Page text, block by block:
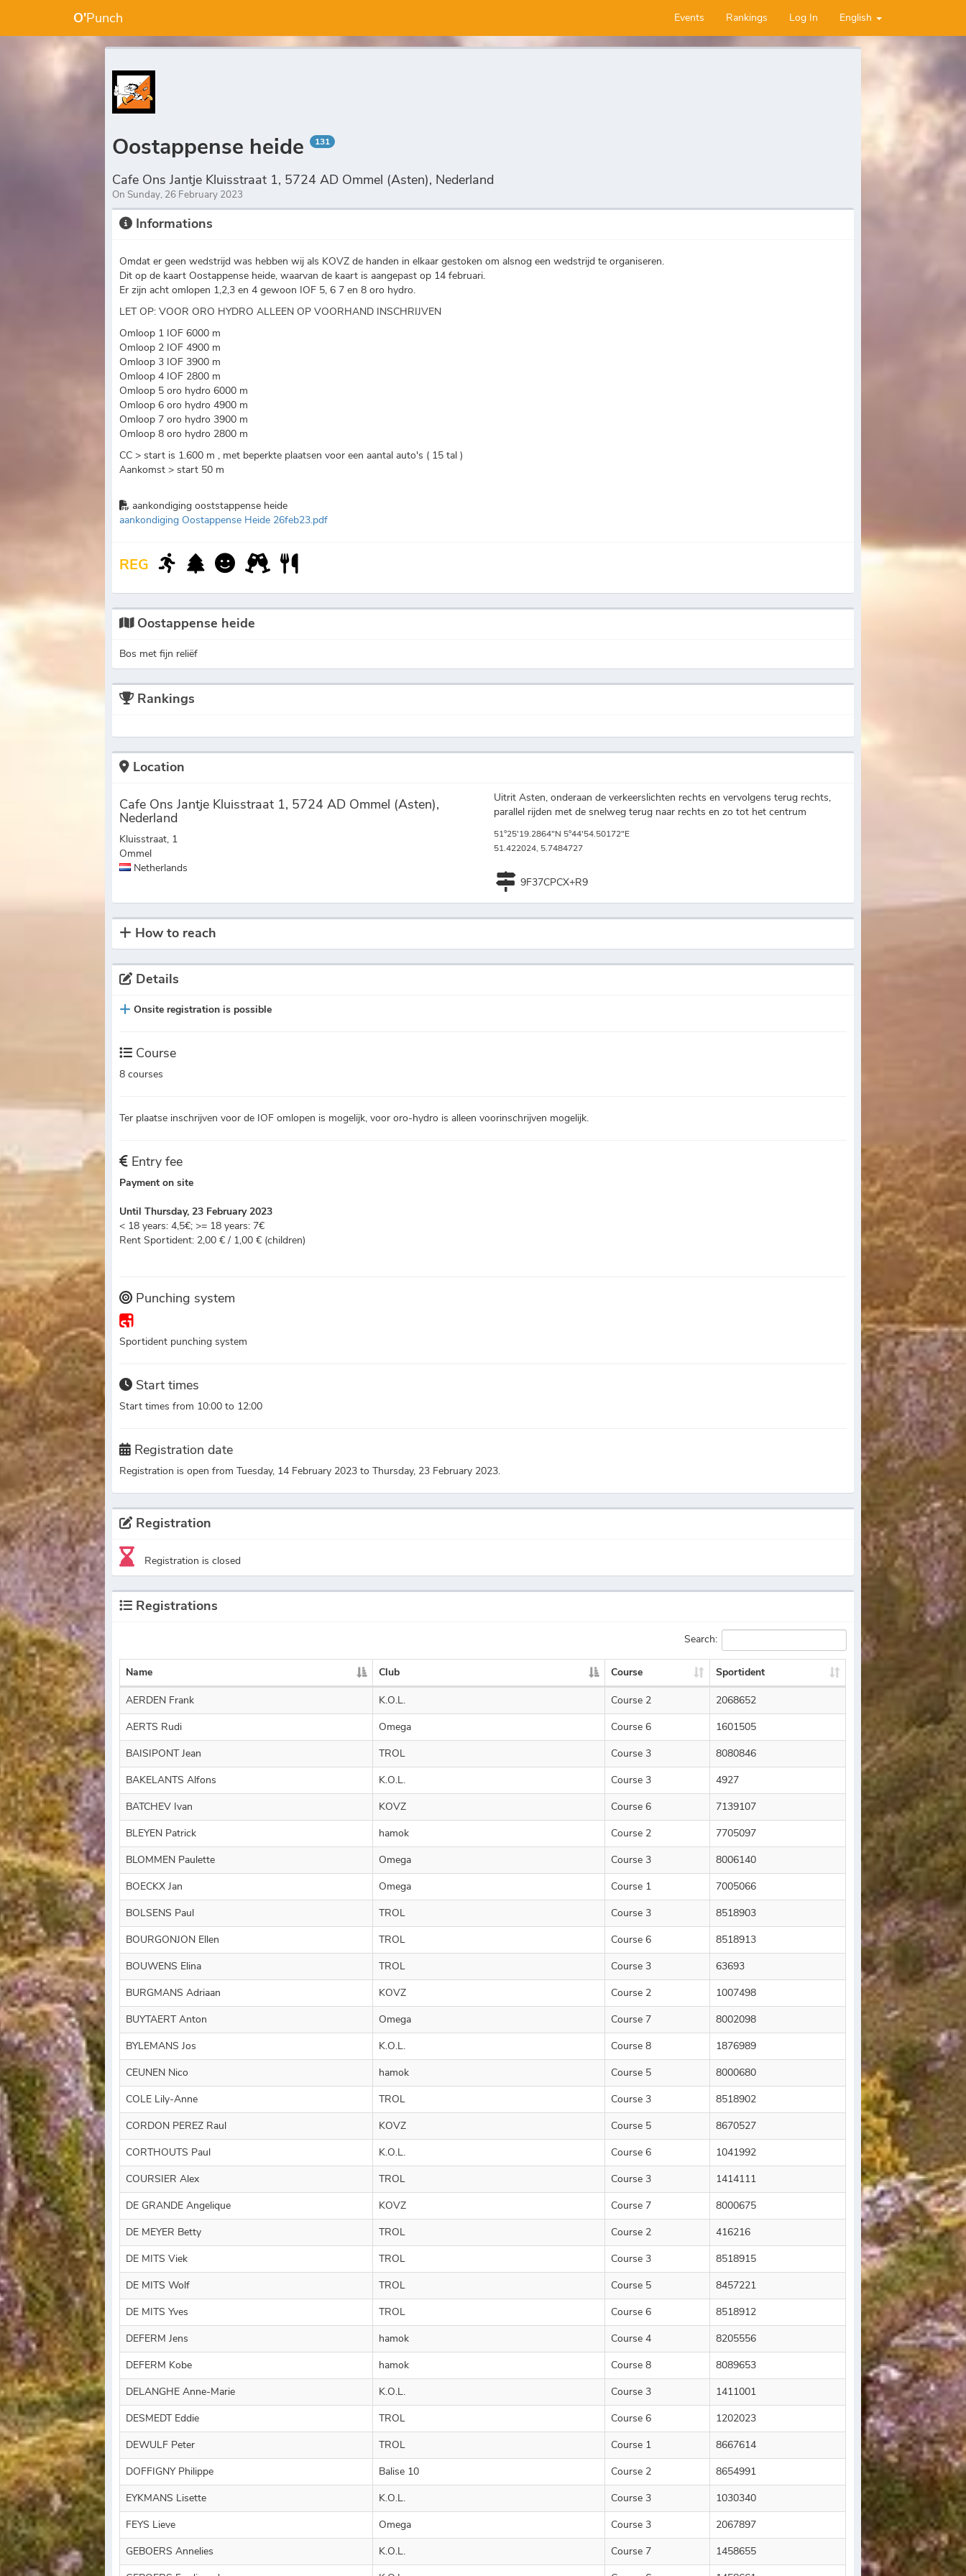
O'Punch Events Rankings Log In English
Oostappense heide 131
Cafe Ons Jantje Kluisstraat 1, 5724 AD Ommel (Asten), Nederland
On Sunday, 26 February 2023
Informations
Omdat er geen wedstrijd was hebben wij als KOVZ de handen in elkaar gestoken om alsnog een wedstrijd te organiseren.
Dit op de kaart Oostappense heide, waarvan de kaart is aangepast op 14 februari.
Er zijn acht omlopen 1,2,3 en 4 gewoon IOF 5, 6 7 en 8 oro hydro.
LET OP: VOOR ORO HYDRO ALLEEN OP VOORHAND INSCHRIJVEN
Omloop 1 IOF 6000 m
Omloop 2 IOF 4900 m
Omloop 3 IOF 3900 m
Omloop 4 IOF 2800 m
Omloop 5 oro hydro 6000 m
Omloop 6 oro hydro 4900 m
Omloop 7 oro hydro 3900 m
Omloop 8 oro hydro 2800 m
CC > start is 1.600 m , met beperkte plaatsen voor een aantal auto's ( 15 tal )
Aankomst > start 50 m
aankondiging ooststappense heide
aankondiging Oostappense Heide 26feb23.pdf
REG
Oostappense heide
Bos met fijn reliëf
Rankings
Location
Cafe Ons Jantje Kluisstraat 1, 5724 AD Ommel (Asten),
Nederland
Kluisstraat, 1
Ommel
Netherlands
Uitrit Asten, onderaan de verkeerslichten rechts en vervolgens terug rechts,
parallel rijden met de snelweg terug naar rechts en zo tot het centrum
51°25'19.2864"N 5°44'54.50172"E
51.422024, 5.7484727
9F37CPCX+R9
How to reach
Details
Onsite registration is possible
Course
8 courses
Ter plaatse inschrijven voor de IOF omlopen is mogelijk, voor oro-hydro is alleen voorinschrijven mogelijk.
Entry fee
Payment on site
Until Thursday, 23 February 2023
< 18 years: 4,5€; >= 18 years: 7€
Rent Sportident: 2,00 € / 1,00 € (children)
Punching system
Sportident punching system
Start times
Start times from 10:00 to 12:00
Registration date
Registration is open from Tuesday, 14 February 2023 to Thursday, 23 February 2023.
Registration
Registration is closed
Registrations
Search:
Name Club Course Sportident
AERDEN Frank K.O.L. Course 2
2068652
AERTS Rudi
Omega Course 6
1601505
BAISIPONT Jean
TROL Course 3
8080846
BAKELANTS Alfons
K.O.L. Course 3
4927
BATCHEV Ivan
KOVZ Course 6
7139107
BLEYEN Patrick
hamok Course 2
7705097
BLOMMEN Paulette
Omega Course 3
8006140
BOECKX Jan
Omega Course 1
7005066
BOLSENS Paul
TROL Course 3
8518903
BOURGONJON Ellen
TROL Course 6
8518913
BOUWENS Elina
TROL Course 3
63693
BURGMANS Adriaan
KOVZ Course 2
1007498
BUYTAERT Anton
Omega Course 7
8002098
BYLEMANS Jos
K.O.L. Course 8
1876989
CEUNEN Nico
hamok Course 5
8000680
COLE Lily-Anne
TROL Course 3
8518902
CORDON PEREZ Raul
KOVZ Course 5
8670527
CORTHOUTS Paul
K.O.L. Course 6
1041992
COURSIER Alex
TROL Course 3
1414111
DE GRANDE Angelique
KOVZ Course 7
8000675
DE MEYER Betty
TROL Course 2
416216
DE MITS Viek
TROL Course 3
8518915
DE MITS Wolf
TROL Course 5
8457221
DE MITS Yves
TROL Course 6
8518912
DEFERM Jens
hamok Course 4
8205556
DEFERM Kobe
hamok Course 8
8089653
DELANGHE Anne-Marie
K.O.L. Course 3
1411001
DESMEDT Eddie
TROL Course 6
1202023
DEWULF Peter
TROL Course 1
8667614
DOFFIGNY Philippe
Balise 10 Course 2
8654991
EYKMANS Lisette
K.O.L. Course 3
1030340
FEYS Lieve
Omega Course 3
2067897
GEBOERS Annelies
K.O.L. Course 7
1458655